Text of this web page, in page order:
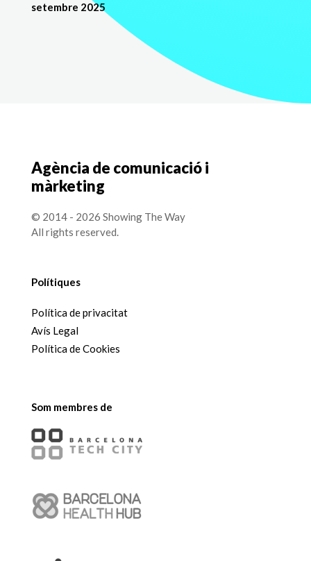
setembre 2025
Agència de comunicació i
màrketing
© 2014 - 2026 Showing The Way
All rights reserved.
Polítiques
Política de privacitat
Avís Legal
Política de Cookies
Som membres de